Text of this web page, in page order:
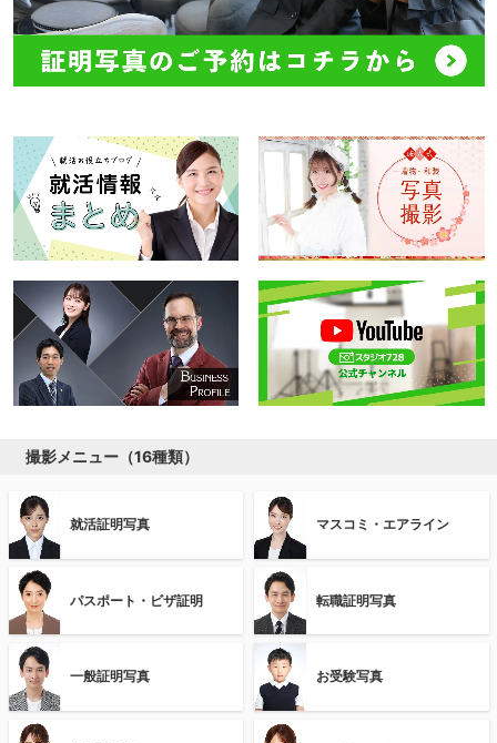
撮影メニュー（16種類）
就活証明写真 マスコミ・エアライン
パスポート・ビザ証明 転職証明写真
一般証明写真 お受験写真